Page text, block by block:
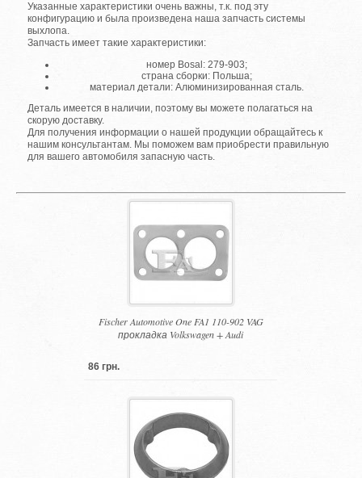
Указанные характеристики очень важны, т.к. под эту
конфигурацию и была произведена наша запчасть системы
выхлопа.
Запчасть имеет такие характеристики:
номер Bosal: 279-903;
страна сборки: Польша;
материал детали: Алюминизированная сталь.
Деталь имеется в наличии, поэтому вы можете полагаться на
скорую доставку.
Для получения информации о нашей продукции обращайтесь к
нашим консультантам. Мы поможем вам приобрести правильную
для вашего автомобиля запасную часть.
Fischer Automotive One FA1 110-902 VAG
прокладка Volkswagen + Audi
86 грн.